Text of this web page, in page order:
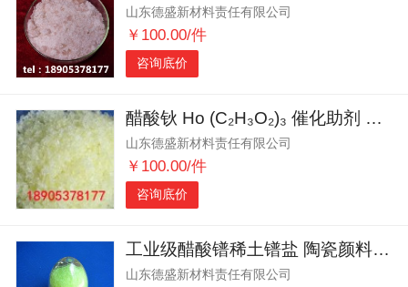
山东德盛新材料责任有限公司
￥100.00/件
咨询底价
醋酸钬 Ho (C₂H₃O₂)₃ 催化助剂 新材料专用
山东德盛新材料责任有限公司
￥100.00/件
咨询底价
工业级醋酸镨稀土镨盐 陶瓷颜料 精细化工原料
山东德盛新材料责任有限公司